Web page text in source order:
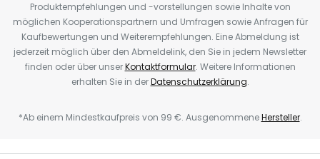
Produktempfehlungen und -vorstellungen sowie Inhalte von
möglichen Kooperationspartnern und Umfragen sowie Anfragen für
Kaufbewertungen und Weiterempfehlungen. Eine Abmeldung ist
jederzeit möglich über den Abmeldelink, den Sie in jedem Newsletter
finden oder über unserKontaktformular. Weitere Informationen
erhalten Sie in derDatenschutzerklärung.
*Ab einem Mindestkaufpreis von 99 €. AusgenommeneHersteller.